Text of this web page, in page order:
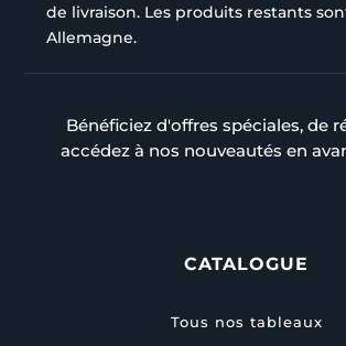
de livraison. Les produits restants
Allemagne.
Bénéficiez d'offres spéciales, de
accédez à nos nouveautés en
CATALOGUE
Tous nos tableaux